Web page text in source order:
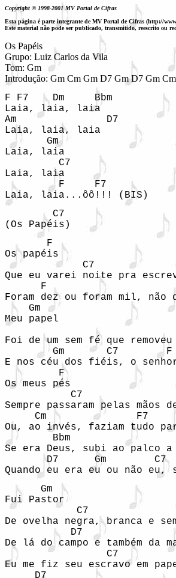
Copyright © 1998-2001 MV Portal de Cifras
Esta página é parte integrante de MV Portal de Cifras (http://
Este material não pode ser publicado, transmitido, reescrito ou
Os Papéis
Grupo: Luiz Carlos da Vila
Tom: Gm
Introdução: Gm Cm Gm D7 Gm D7 Gm
F F7    Dm     Bbm
Laia, laia, laia
Am               D7
Laia, laia, laia
       Gm
Laia, laia
         C7
Laia, laia
         F     F7
Laia, laia...ôô!!! (BIS)
        C7
(Os Papéis)
       F
Os papéis
C7
Que eu varei noite pra
F
Foram dez ou foram mil, não
    Gm
Meu papel
Foi de um sem fé que removeu
Gm       C7
E nos céu dos fiéis, o senhor
         F
Os meus pés
C7
Sempre passaram pelas mãos
Cm               F7
Ou, ao invés, faziam tudo
Bbm
Se era Deus, subi ao palco
D7      Gm        C7
Quando eu era eu ou não eu,
      Gm
Fui Pastor
C7
De ovelha negra, branca e
D7
De lá do campo e também da
C7
Eu me fiz seu escravo em
     D7